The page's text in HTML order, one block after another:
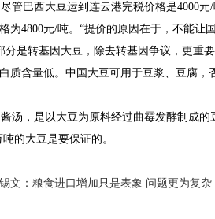
管巴西大豆运到连云港完税价格是4000元
为4800元/吨。“提价的原因在于，不能让
是转基因大豆，除去转基因争议，更重
质含量低。中国大豆可用于豆浆、豆腐，
汤，是以大豆为原料经过曲霉发酵制成的
的大豆是要保证的。
文：粮食进口增加只是表象 问题更为复杂